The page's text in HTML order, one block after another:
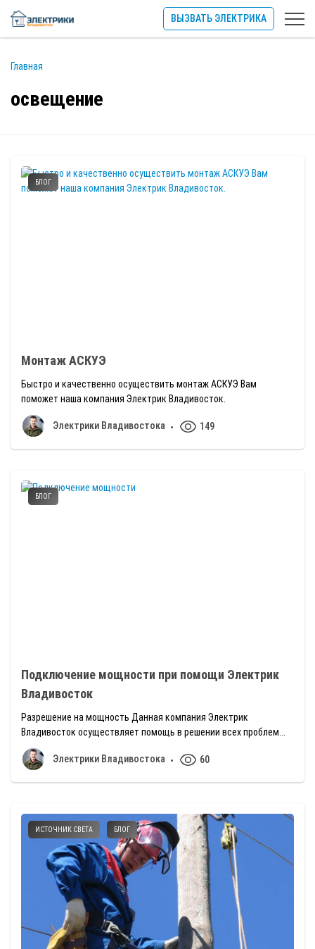
ВЫЗВАТЬ ЭЛЕКТРИКА
Главная
освещение
БЛОГ
Монтаж АСКУЭ
Быстро и качественно осуществить монтаж АСКУЭ Вам
поможет наша компания Электрик Владивосток.
Электрики Владивостока 149
БЛОГ
Подключение мощности при помощи Электрик
Владивосток
Разрешение на мощность Данная компания Электрик
Владивосток осуществляет помощь в решении всех проблем...
Электрики Владивостока 60
ИСТОЧНИК СВЕТА БЛОГ